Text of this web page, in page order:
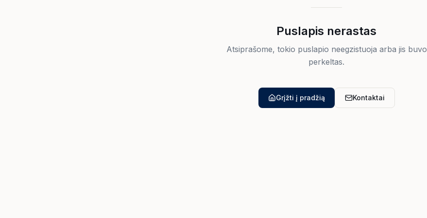
Puslapis nerastas
Atsiprašome, tokio puslapio neegzistuoja arba jis buvo
perkeltas.
Grįžti į pradžią Kontaktai